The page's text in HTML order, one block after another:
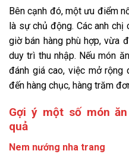
Bên cạnh đó, một ưu điểm
là sự chủ động. Các anh
giờ bán hàng phù hợp, vừa
duy trì thu nhập. Nếu món
đánh giá cao, việc mở
đến hàng chục, hàng trăm
Gợi ý một số món
quả
Nem nướng nha trang